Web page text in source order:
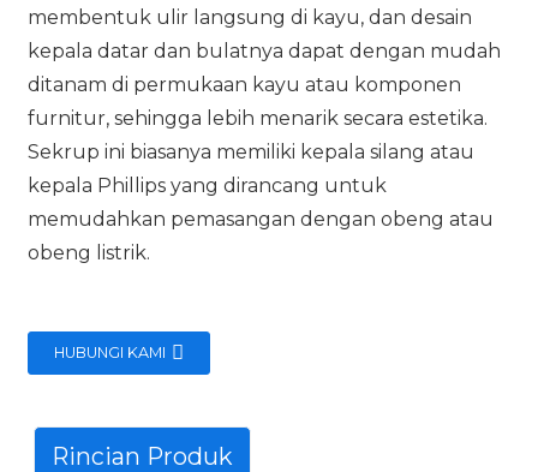
membentuk ulir langsung di kayu, dan desain
kepala datar dan bulatnya dapat dengan mudah
ditanam di permukaan kayu atau komponen
furnitur, sehingga lebih menarik secara estetika.
Sekrup ini biasanya memiliki kepala silang atau
kepala Phillips yang dirancang untuk
memudahkan pemasangan dengan obeng atau
obeng listrik.
HUBUNGI KAMI
Rincian Produk